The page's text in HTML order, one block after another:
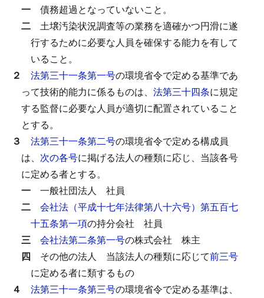
一 債務超過となっていないこと。
二 土壌汚染状況調査等の業務を適確かつ円滑に遂
行するために必要な人員を確保する能力を有して
いること。
２ 法第三十一条第一号の環境省令で定める基準であ
って技術的能力に係るものは、 法第三十四条に規定
する監督に必要な人員が適切に配置されていること
とする。
３ 法第三十一条第二号の環境省令で定める構成員
は、 次の各号に掲げる法人の種類に応じ、当該各号
に定める者とする。
一 一般社団法人
社員
二 会社法（平成十七年法律第八十六号）第五百七
十五条第一項の持分会社
社員
三 会社法第二条第一号の株式会社
株主
四 その他の法人 当該法人の種類に応じて前三号
に定める者に類するもの
４ 法第三十一条第三号の環境省令で定める基準は、